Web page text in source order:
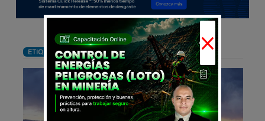
ETIQUETA : Canon ×